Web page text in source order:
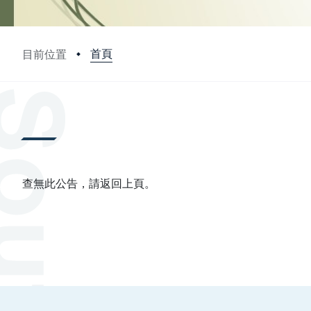
目前位置 首頁
查無此公告，請返回上頁。